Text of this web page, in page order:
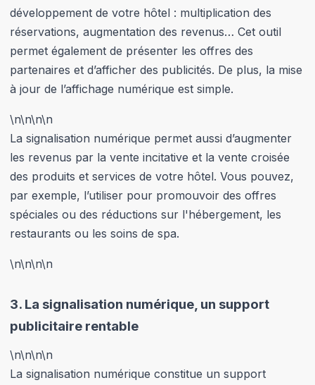
développement de votre hôtel : multiplication des
réservations, augmentation des revenus… Cet outil
permet également de présenter les offres des
partenaires et d’afficher des publicités. De plus, la mise
à jour de l’affichage numérique est simple.
\n\n\n\n
La signalisation numérique permet aussi d’augmenter
les revenus par la vente incitative et la vente croisée
des produits et services de votre hôtel. Vous pouvez,
par exemple, l’utiliser pour promouvoir des offres
spéciales ou des réductions sur l'hébergement, les
restaurants ou les soins de spa.
\n\n\n\n
3. La signalisation numérique, un support
publicitaire rentable
\n\n\n\n
La signalisation numérique constitue un support